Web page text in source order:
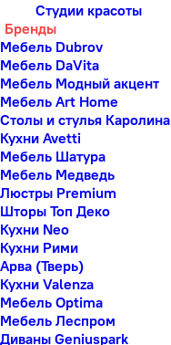
Студии красоты
Бренды
Мебель Dubrov
Мебель DaVita
Мебель Модный акцент
Мебель Art Home
Столы и стулья Каролина
Кухни Avetti
Мебель Шатура
Мебель Медведь
Люстры Premium
Шторы Топ Деко
Кухни Neo
Кухни Рими
Арва (Тверь)
Кухни Valenza
Мебель Optima
Мебель Леспром
Диваны Geniuspark